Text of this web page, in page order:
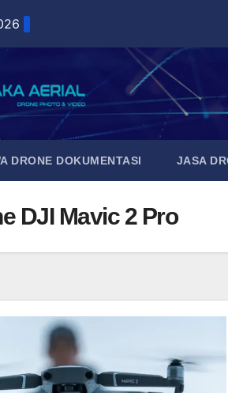
DRONE DOKUMENTASI JASA
DJI Mavic 2 Pro